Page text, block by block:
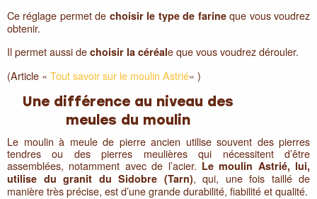
Ce réglage permet de choisir le type de farineque vous voudrez
obtenir.
Il permet aussi de choisir la céréale que vous voudrez dérouler.
(Article « Tout savoir sur le moulin Astrié« )
Une différence au niveau des
meules du moulin
Le moulin à meule de pierre ancien utilise souvent des pierres
tendres ou des pierres meulières qui nécessitent d’être
assemblées, notamment avec de l’acier. Le moulin Astrié, lui,
utilise du granit du Sidobre (Tarn), qui, une fois taillé de
manière très précise, est d’une grande durabilité, fiabilité et qualité.